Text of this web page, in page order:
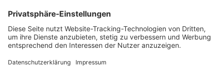
von Energielösungen und Dienstleistungen im
Bereich Photovoltaik und Speicher. Das
Unternehmen bietet Komplettsysteme an und
deckt das gesamte Spektrum von der Planung
bis zur schlüsselfertigen Übergabe von